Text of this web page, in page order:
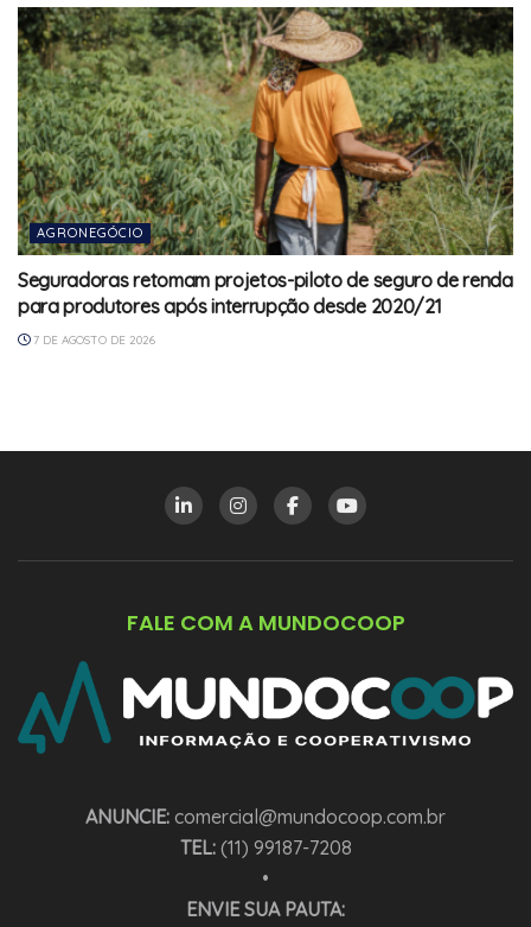
AGRONEGÓCIO
Seguradoras retomam projetos-piloto de seguro de renda
para produtores após interrupção desde 2020/21
7 DE AGOSTO DE 2026
FALE COM A MUNDOCOOP
ANUNCIE: comercial@mundocoop.com.br
TEL:(11) 99187-7208
•
ENVIE SUA PAUTA: